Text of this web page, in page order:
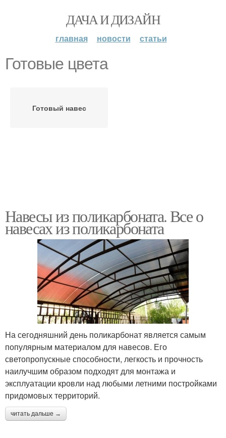
ДАЧА И ДИЗАЙН
главная новости статьи
Готовые цвета
Готовый навес
Навесы из поликарбоната. Все о
навесах из поликарбоната
На сегодняшний день поликарбонат является самым
популярным материалом для навесов. Его
светопропускные способности, легкость и прочность
наилучшим образом подходят для монтажа и
эксплуатации кровли над любыми летними постройками
придомовых территорий.
читать дальше →